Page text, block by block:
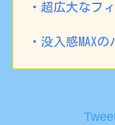
・超広大なフ
・没入感MAX